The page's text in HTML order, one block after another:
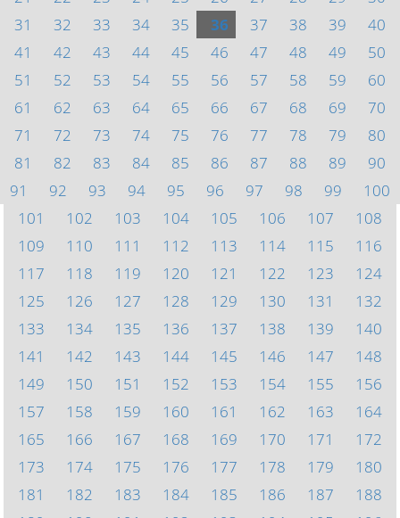
31
32 33 34 35 36 37 38 39
40
41
42 43 44 45 46 47 48 49
50
51
52 53 54 55 56 57 58 59
60
61
62 63 64 65 66 67 68 69
70
71
72 73 74 75 76 77 78 79
80
81
82 83 84 85 86 87 88 89
90
91
92 93 94 95 96 97 98 99
100
101
102 103 104 105 106 107
108
109
110 111 112 113 114 115
116
117
118 119 120 121 122 123
124
125
126 127 128 129 130 131
132
133
134 135 136 137 138 139
140
141
142 143 144 145 146 147
148
149
150 151 152 153 154 155
156
157
158 159 160 161 162 163
164
165
166 167 168 169 170 171
172
173
174 175 176 177 178 179
180
181
182 183 184 185 186 187
188